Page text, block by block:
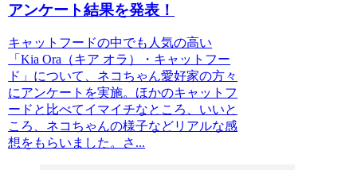
アンケート結果を発表！
キャットフードの中でも人気の高い
「Kia Ora（キア オラ）・キャットフー
ド」について、ネコちゃん愛好家の方々
にアンケートを実施。ほかのキャットフ
ードと比べてイマイチなところ、いいと
ころ、ネコちゃんの様子などリアルな感
想をもらいました。さ...